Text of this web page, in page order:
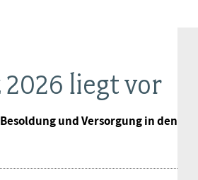
2026 liegt vor
und Versorgung in den